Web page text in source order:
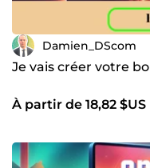
Damien_DScom
Je vais créer votre
À partir de 18,82 $US